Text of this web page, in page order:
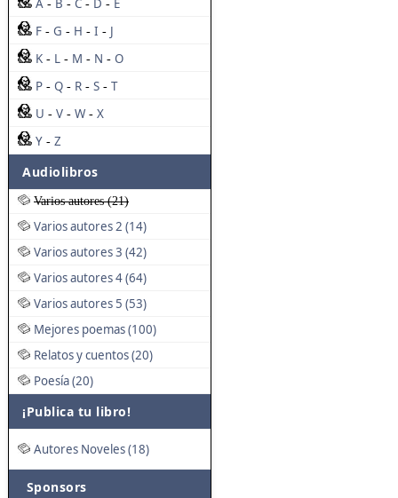
A - B - C - D - E
F - G - H - I - J
K - L - M - N - O
P - Q - R - S - T
U - V - W - X
Y - Z
Audiolibros
Varios autores (21)
Varios autores 2 (14)
Varios autores 3 (42)
Varios autores 4 (64)
Varios autores 5 (53)
Mejores poemas (100)
Relatos y cuentos (20)
Poesía (20)
¡Publica tu libro!
Autores Noveles (18)
Sponsors